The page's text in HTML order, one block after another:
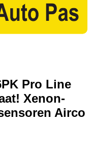
Pro Line
Xenon-
Airco